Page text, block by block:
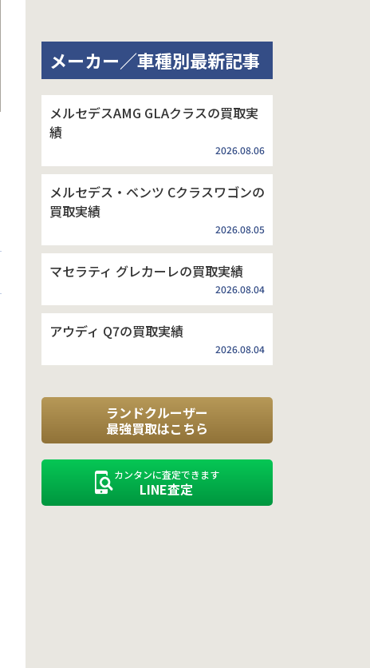
メーカー／車種別最新記事
メルセデスAMG GLAクラスの買取実
績
2026.08.06
メルセデス・ベンツ Cクラスワゴンの
買取実績
2026.08.05
マセラティ グレカーレの買取実績
2026.08.04
アウディ Q7の買取実績
2026.08.04
ランドクルーザー
最強買取はこちら
カンタンに査定できます
LINE査定